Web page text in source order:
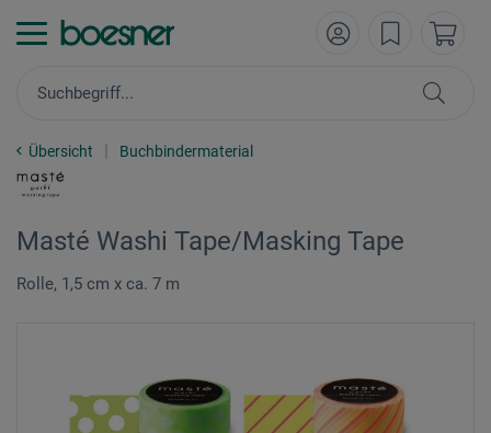
Übersicht Buchbindermaterial
Masté Washi Tape/Masking Tape
Rolle, 1,5 cm x ca. 7 m